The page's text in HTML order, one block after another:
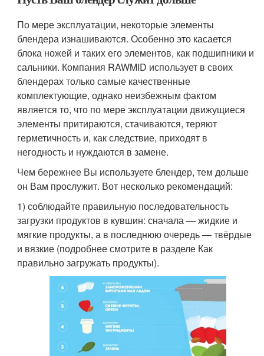
По мере эксплуатации, некоторые элементы
блендера изнашиваются. Особенно это касается
блока ножей и таких его элементов, как подшипники и
сальники. Компания RAWMID использует в своих
блендерах только самые качественные
комплектующие, однако неизбежным фактом
является то, что по мере эксплуатации движущиеся
элементы притираются, стачиваются, теряют
герметичность и, как следствие, приходят в
негодность и нуждаются в замене.
Чем бережнее Вы используете блендер, тем дольше
он Вам прослужит. Вот несколько рекомендаций:
1) соблюдайте правильную последовательность
загрузки продуктов в кувшин: сначала — жидкие и
мягкие продукты, а в последнюю очередь — твёрдые
и вязкие (подробнее смотрите в разделе Как
правильно загружать продукты).